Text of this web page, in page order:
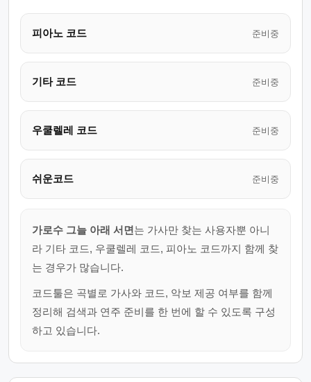
피아노 코드 준비중
기타 코드 준비중
우쿨렐레 코드 준비중
쉬운코드 준비중
가로수 그늘 아래 서면는 가사만 찾는 사용자뿐 아니
라 기타 코드, 우쿨렐레 코드, 피아노 코드까지 함께 찾
는 경우가 많습니다.
코드툴은 곡별로 가사와 코드, 악보 제공 여부를 함께
정리해 검색과 연주 준비를 한 번에 할 수 있도록 구성
하고 있습니다.